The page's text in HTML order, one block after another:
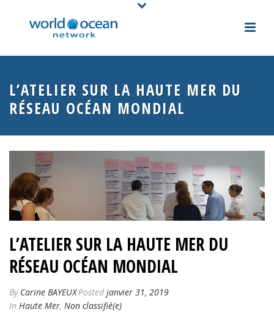
L’ATELIER SUR LA HAUTE MER DU
RÉSEAU OCÉAN MONDIAL
L’ATELIER SUR LA HAUTE MER DU
RÉSEAU OCÉAN MONDIAL
By Carine BAYEUX Posted janvier 31, 2019
In Haute Mer, Non classifié(e)